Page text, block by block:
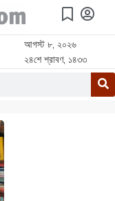
আগস্ট ৮, ২০২৬
২৪শে শ্রাবণ, ১৪৩৩